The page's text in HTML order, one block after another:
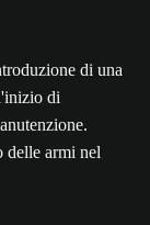
di una
di
delle armi nel